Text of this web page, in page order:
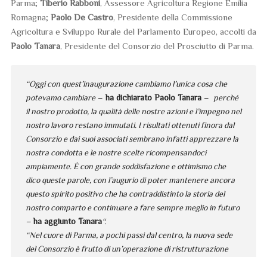
Parma; Tiberio Rabboni, Assessore Agricoltura Regione Emilia
Romagna; Paolo De Castro, Presidente della Commissione
Agricoltura e Sviluppo Rurale del Parlamento Europeo, accolti da
Paolo Tanara, Presidente del Consorzio del Prosciutto di Parma.
“Oggi con quest’inaugurazione cambiamo l’unica cosa che
potevamo cambiare–ha dichiarato Paolo Tanara – perché
il nostro prodotto, la qualità delle nostre azioni e l’impegno nel
nostro lavoro restano immutati. I risultati ottenuti finora dal
Consorzio e dai suoi associati sembrano infatti apprezzare la
nostra condotta e le nostre scelte ricompensandoci
ampiamente. È con grande soddisfazione e ottimismo che
dico queste parole, con l’augurio di poter mantenere ancora
questo spirito positivo che ha contraddistinto la storia del
nostro comparto e continuare a fare sempre meglio in futuro
–ha aggiunto Tanara“.
“Nel cuore di Parma, a pochi passi dal centro, la nuova sede
del Consorzio è frutto di un’operazione di ristrutturazione